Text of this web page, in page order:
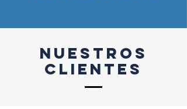
nuestros
CLIENTES